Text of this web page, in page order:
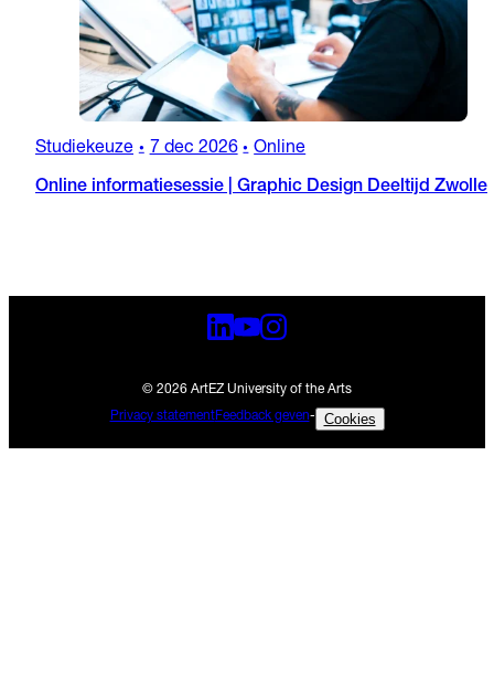
Studiekeuze • 7 dec 2026 • Online
Online informatiesessie | Graphic Design Deeltijd Zwolle
© 2026 ArtEZ University of the Arts
Privacy statementFeedback geven- Cookies